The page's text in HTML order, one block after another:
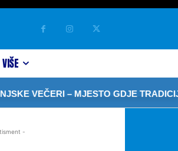
VIŠE
VEČERI – MJESTO GDJE
-